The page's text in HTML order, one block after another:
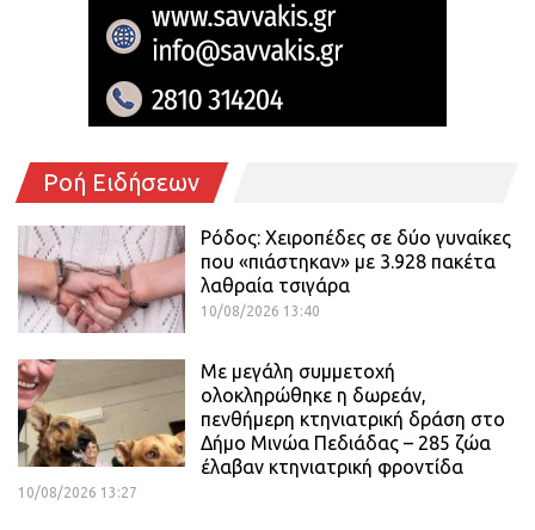
Ροή Ειδήσεων
Ρόδος: Χειροπέδες σε δύο γυναίκες
που «πιάστηκαν» με 3.928 πακέτα
λαθραία τσιγάρα
10/08/2026 13:40
Με μεγάλη συμμετοχή
ολοκληρώθηκε η δωρεάν,
πενθήμερη κτηνιατρική δράση στο
Δήμο Μινώα Πεδιάδας – 285 ζώα
έλαβαν κτηνιατρική φροντίδα
10/08/2026 13:27